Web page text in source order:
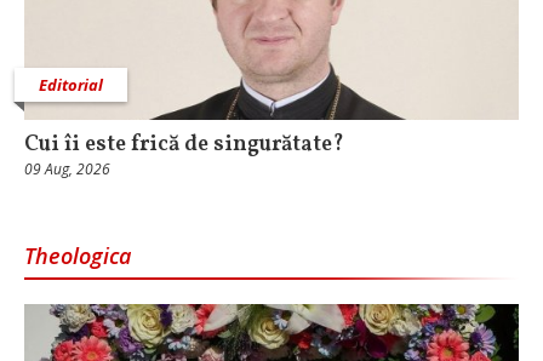
Editorial
Cui îi este frică de singurătate?
09 Aug, 2026
Theologica